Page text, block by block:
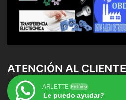
ATENCIÓN AL CLIENTE
ARLETTE En línea
Le puedo ayudar?